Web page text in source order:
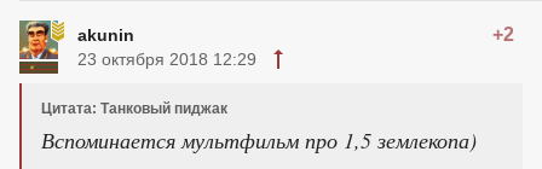
akunin +2
23 октября 2018 12:29
Цитата: Танковый пиджак
Вспоминается мультфильм про 1,5 землекопа)